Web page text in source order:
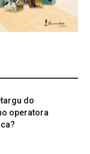
do
operatora